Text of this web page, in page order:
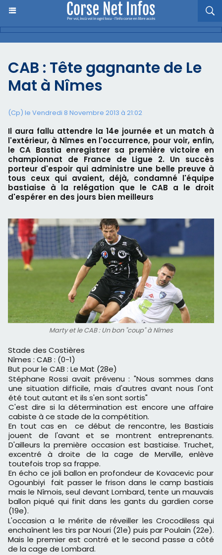
CAB : Tête gagnante de Le
Mat à Nîmes
(Cp) le Vendredi 8 Novembre 2013 à 21:02
Il aura fallu attendre la 14e journée et un match à
l'extérieur, à Nîmes en l'occurrence, pour voir, enfin,
le CA Bastia enregistrer sa première victoire en
championnat de France de Ligue 2. Un succès
porteur d'espoir qui administre une belle preuve à
tous ceux qui avaient, déjà, condamné l'équipe
bastiaise à la relégation que le CAB a le droit
d'espérer en des jours bien meilleurs
Marty et le CAB : Un bon "coup" à Nîmes
Stade des Costières
Nîmes : CAB : (0-1)
But pour le CAB : Le Mat (28e)
Stéphane Rossi avait prévenu : "Nous sommes dans
une situation difficile, mais d'autres avant nous l'ont
été tout autant et ils s'en sont sortis"
C'est dire si la détermination est encore une affaire
cabiste à ce stade de la compétition.
En tout cas en ce début de rencontre, les Bastiais
jouent de l'avant et se montrent entreprenants.
D'ailleurs la première occasion est bastiaise. Truchet,
excentré à droite de la cage de Merville, enlève
toutefois trop sa frappe.
En écho ce joli ballon en profondeur de Kovacevic pour
Ogounbiyi fait passer le frison dans le camp bastiais
mais le Nîmois, seul devant Lombard, tente un mauvais
ballon piqué qui finit dans les gants du gardien corse
(19e).
L'occasion a le mérite de réveiller les Crocodiless qui
enchaînent les tirs par Nouri (21e) puis par Poulain (22e).
Mais le premier est contré et le second passe a côté
de la cage de Lombard.